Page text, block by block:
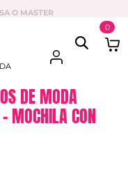
O MASTER
0
DE MODA
MOCHILA CON